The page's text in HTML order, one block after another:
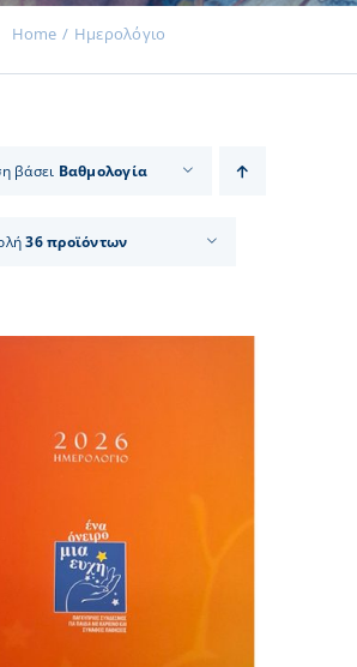
Home Ημερολόγιο
βάσει Βαθμολογία
36 προϊόντων